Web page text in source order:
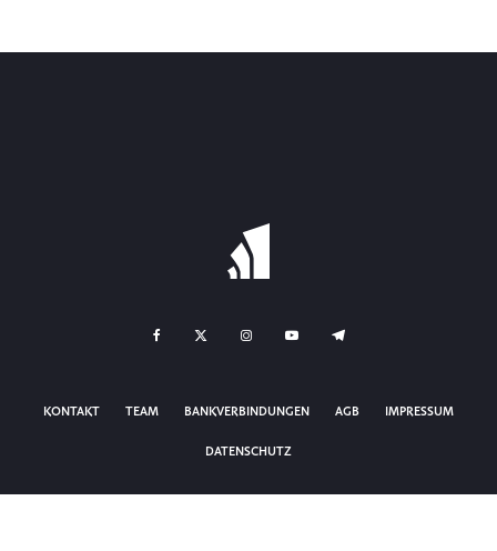
KONTAKT TEAM BANKVERBINDUNGEN AGB IMPRESSUM
DATENSCHUTZ